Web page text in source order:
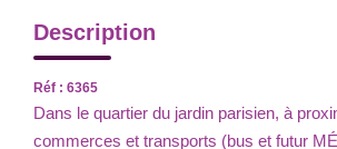
Description
Réf : 6365
Dans le quartier du jardin parisien, à
commerces et transports (bus et futur